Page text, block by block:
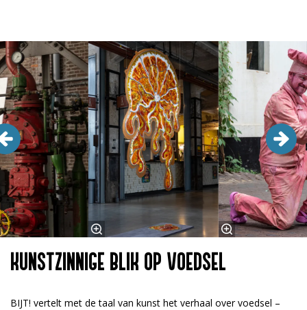
Overslaan
KUNSTZINNIGE BLIK OP VOEDSEL
BIJT! vertelt met de taal van kunst het verhaal over voedsel –